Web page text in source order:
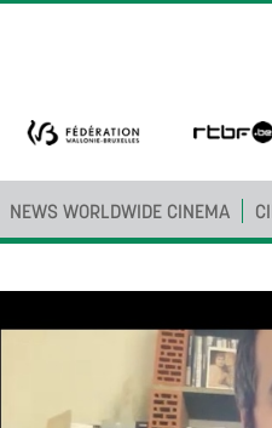
NEWS WORLDWIDE CINEMA